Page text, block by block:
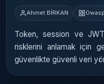
Ahmet BİRKAN
Token, session ve JWT
risklerini anlamak için
güvenlikte güvenli veri